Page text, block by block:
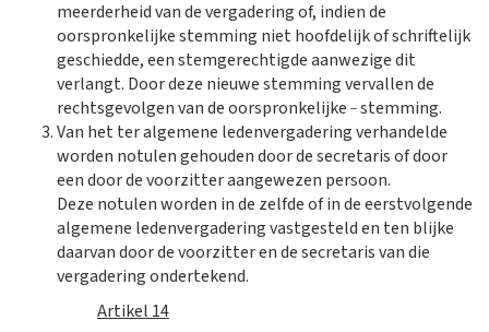
meerderheid van de vergadering of, indien de
oorspronkelijke stemming niet hoofdelijk of schriftelijk
geschiedde, een stemgerechtigde aanwezige dit
verlangt. Door deze nieuwe stemming vervallen de
rechtsgevolgen van de oorspronkelijke stemming.
Van het ter algemene ledenvergadering verhandelde
worden notulen gehouden door de secretaris of door
een door de voorzitter aangewezen persoon.
Deze notulen worden in de zelfde of in de eerstvolgende
algemene ledenvergadering vastgesteld en ten blijke
daarvan door de voorzitter en de secretaris van die
vergadering ondertekend.
Artikel 14